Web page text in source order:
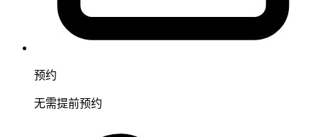
预约
无需提前预约